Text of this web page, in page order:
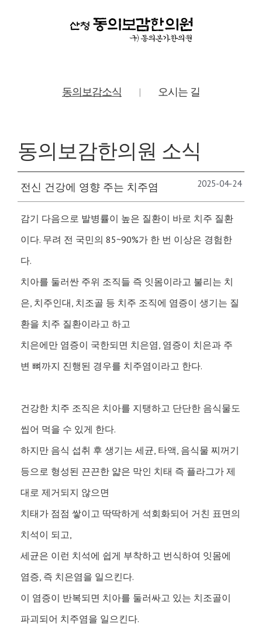
동의보감소식 | 오시는 길
동의보감한의원 소식
전신 건강에 영향 주는 치주염 2025-04-24
감기 다음으로 발병률이 높은 질환이 바로 치주 질환
이다. 무려 전 국민의 85~90%가 한 번 이상은 경험한
다.
치아를 둘러싼 주위 조직들 즉 잇몸이라고 불리는 치
은, 치주인대, 치조골 등 치주 조직에 염증이 생기는 질
환을 치주 질환이라고 하고
치은에만 염증이 국한되면 치은염, 염증이 치은과 주
변 뼈까지 진행된 경우를 치주염이라고 한다.
건강한 치주 조직은 치아를 지탱하고 단단한 음식물도
씹어 먹을 수 있게 한다.
하지만 음식 섭취 후 생기는 세균, 타액, 음식물 찌꺼기
등으로 형성된 끈끈한 얇은 막인 치태 즉 플라그가 제
대로 제거되지 않으면
치태가 점점 쌓이고 딱딱하게 석회화되어 거친 표면의
치석이 되고,
세균은 이런 치석에 쉽게 부착하고 번식하여 잇몸에
염증, 즉 치은염을 일으킨다.
이 염증이 반복되면 치아를 둘러싸고 있는 치조골이
파괴되어 치주염을 일으킨다.